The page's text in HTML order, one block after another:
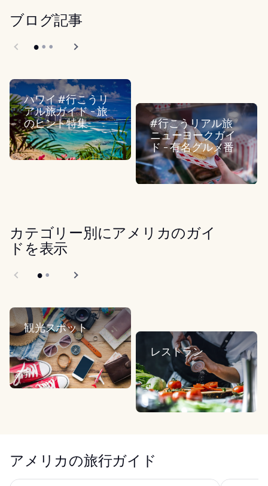
ブログ記事
ハワイ #行こうリ
アル旅ガイド - 旅
のヒント特集
#行こうリアル旅
ニューヨークガイ
ド - 有名グルメ番
カテゴリー別にアメリカのガイ
ドを表示
観光スポット
レストラン
アメリカの旅行ガイド